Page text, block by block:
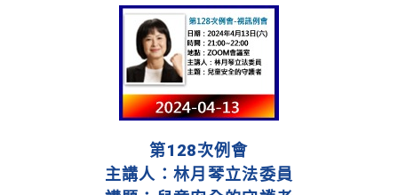
第128次例會
主講人：林月琴立法委員